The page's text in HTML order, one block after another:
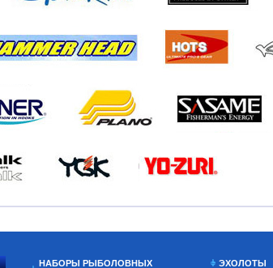
НАБОРЫ РЫБОЛОВНЫХ ЭХОЛОТЫ